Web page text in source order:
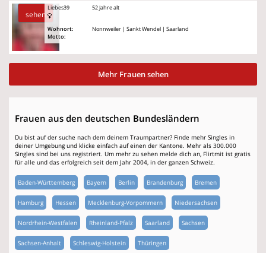
sehen
Liebes39
Wohnort:
Motto:
52 Jahre alt
Nonnweiler | Sankt Wendel | Saarland
Mehr Frauen sehen
Frauen aus den deutschen Bundesländern
Du bist auf der suche nach dem deinem Traumpartner? Finde mehr Singles in
deiner Umgebung und klicke einfach auf einen der Kantone. Mehr als 300.000
Singles sind bei uns registriert. Um mehr zu sehen melde dich an, Flirtmit ist gratis
für alle und das erfolgreich seit dem Jahr 2004, in der ganzen Schweiz.
Baden-Württemberg Bayern Berlin Brandenburg Bremen
Hamburg Hessen Mecklenburg-Vorpommern Niedersachsen
Nordrhein-Westfalen Rheinland-Pfalz Saarland Sachsen
Sachsen-Anhalt Schleswig-Holstein Thüringen